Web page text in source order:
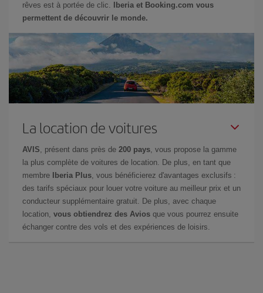
rêves est à portée de clic.
Iberia et Booking.com vous
permettent de découvrir le monde.
La location de voitures
AVIS, présent dans près de 200 pays, vous propose la gamme
la plus complète de voitures de location. De plus, en tant que
membre
Iberia Plus, vous bénéficierez d'avantages exclusifs :
des tarifs spéciaux pour louer votre voiture au meilleur prix et un
conducteur supplémentaire gratuit. De plus, avec chaque
location, vous obtiendrez des Avios que vous pourrez ensuite
échanger contre des vols et des expériences de loisirs.